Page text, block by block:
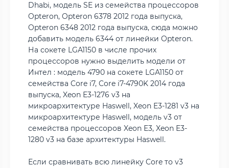
Dhabi, модель SE из семейства процессоров
Opteron, Opteron 6378 2012 года выпуска,
Opteron 6348 2012 года выпуска, сюда можно
добавить модель 6344 от линейки Opteron.
На сокете LGA1150 в числе прочих
процессоров нужно выделить модели от
Интел : модель 4790 на сокете LGA1150 от
семейства Core i7, Core i7-4790K 2014 года
выпуска, Xeon E3-1276 v3 на
микроархитектуре Haswell, Xeon E3-1281 v3 на
микроархитектуре Haswell, модель v3 от
семейства процессоров Xeon E3, Xeon E3-
1280 v3 на базе архитектуры Haswell.
Если сравнивать всю линейку Core то v3